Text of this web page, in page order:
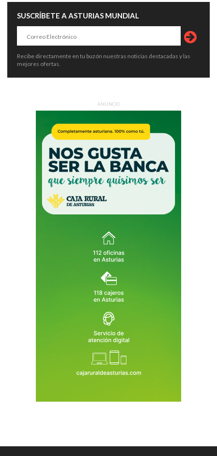
SUSCRÍBETE A ASTURIAS MUNDIAL
Recibe directamente en tu buzón nuestras noticias destacadas y las
mejores ofertas.
ANUNCIO